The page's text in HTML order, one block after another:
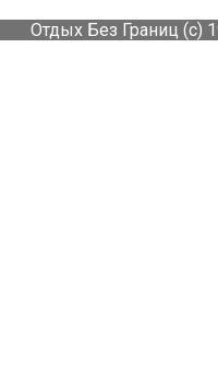
Отдых Без Границ (с)